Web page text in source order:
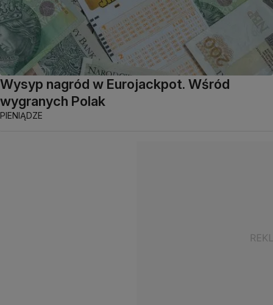
Wysyp nagród w Eurojackpot. Wśród
wygranych Polak
PIENIĄDZE